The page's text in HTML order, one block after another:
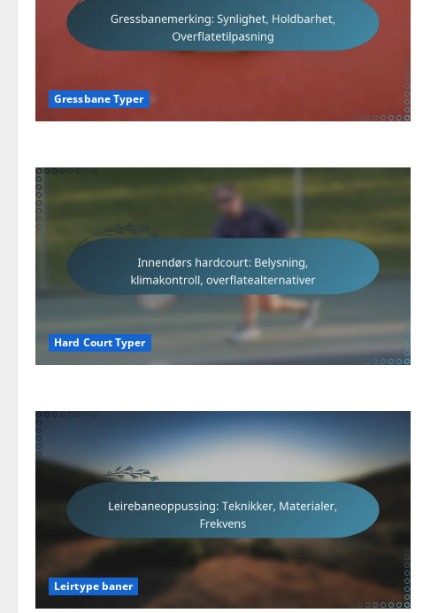
Gressbane Typer
Hard Court Typer
Leirtype baner